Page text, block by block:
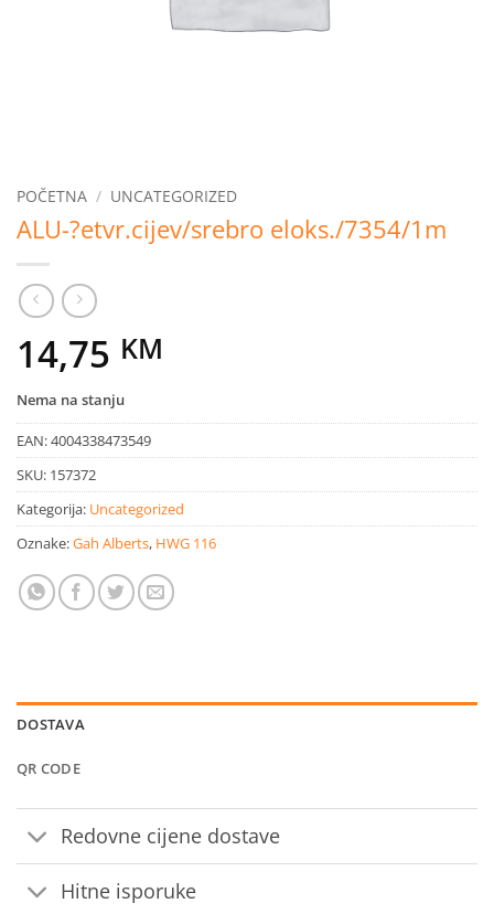
POČETNA / UNCATEGORIZED
ALU-?etvr.cijev/srebro eloks./7354/1m
14,75 KM
Nema na stanju
EAN:4004338473549
SKU: 157372
Kategorija: Uncategorized
Oznake:Gah Alberts, HWG 116
DOSTAVA
QR CODE
Redovne cijene dostave
Hitne isporuke